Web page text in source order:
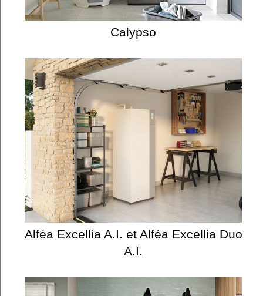
Calypso
Alféa Excellia A.I. et Alféa Excellia Duo
A.I.